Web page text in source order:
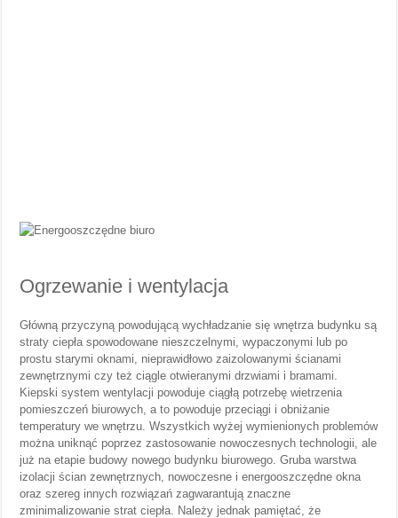
Ogrzewanie i wentylacja
Główną przyczyną powodującą wychładzanie się wnętrza budynku są
straty ciepła spowodowane nieszczelnymi, wypaczonymi lub po
prostu starymi oknami, nieprawidłowo zaizolowanymi ścianami
zewnętrznymi czy też ciągle otwieranymi drzwiami i bramami.
Kiepski system wentylacji powoduje ciągłą potrzebę wietrzenia
pomieszczeń biurowych, a to powoduje przeciągi i obniżanie
temperatury we wnętrzu. Wszystkich wyżej wymienionych problemów
można uniknąć poprzez zastosowanie nowoczesnych technologii, ale
już na etapie budowy nowego budynku biurowego. Gruba warstwa
izolacji ścian zewnętrznych, nowoczesne i energooszczędne okna
oraz szereg innych rozwiązań zagwarantują znaczne
zminimalizowanie strat ciepła. Należy jednak pamiętać, że